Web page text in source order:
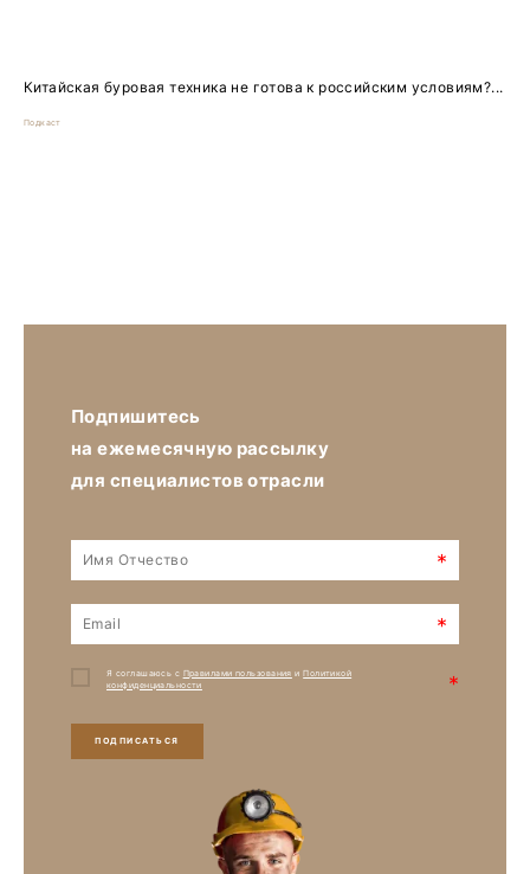
Китайская буровая техника не готова к российским условиям?...
Подкаст
Подпишитесь
на ежемесячную рассылку
для специалистов отрасли
*
*
Я соглашаюсь с Правилами пользования иПолитикой
конфиденциальности
*
ПОДПИСАТЬСЯ